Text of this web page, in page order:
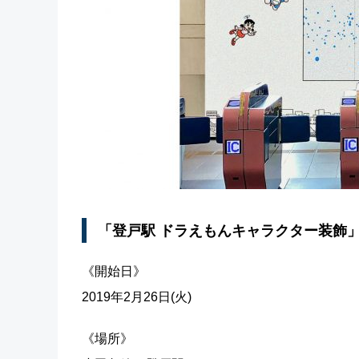
「登戸駅 ドラえもんキャラクター装飾
《開始日》
2019年2月26日(火)
《場所》